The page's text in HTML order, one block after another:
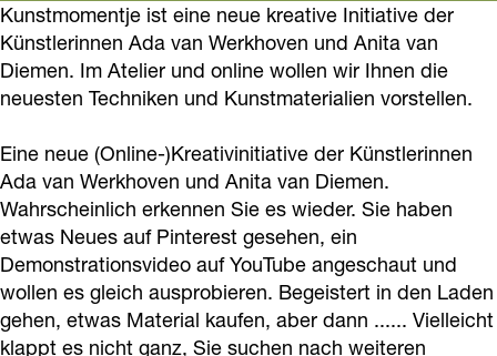
s
t
m
m
e
n
t
j
e
u
n
s
t
m
o
m
e
n
t
j
s
t
m
o
m
e
n
t
j
e
"
K
u
n
s
t
m
o
m
e
n
t
Kunstmomentje ist eine neue kreative Initiative der
Künstlerinnen Ada van Werkhoven und Anita van
Diemen. Im Atelier und online wollen wir Ihnen die
neuesten Techniken und Kunstmaterialien vorstellen.
Eine neue (Online-)Kreativinitiative der Künstlerinnen
Ada van Werkhoven und Anita van Diemen.
Wahrscheinlich erkennen Sie es wieder. Sie haben
etwas Neues auf Pinterest gesehen, ein
Demonstrationsvideo auf YouTube angeschaut und
wollen es gleich ausprobieren. Begeistert in den Laden
gehen, etwas Material kaufen, aber dann ...... Vielleicht
klappt es nicht ganz, Sie suchen nach weiteren